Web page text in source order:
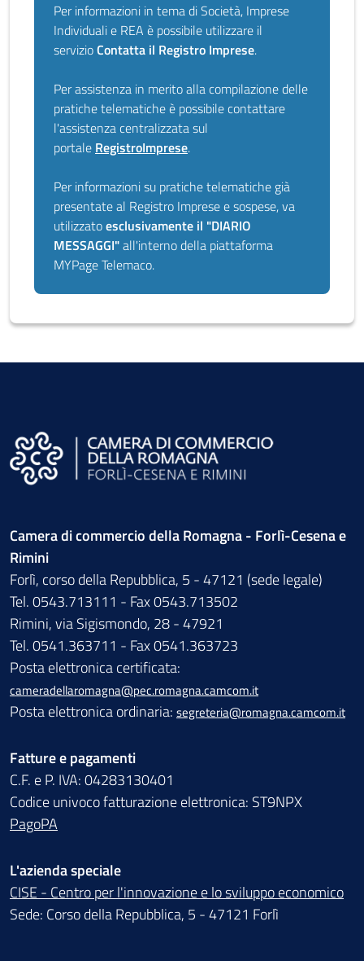
Per informazioni in tema di Società, Imprese
Individuali e REA è possibile utilizzare il
servizioContatta il Registro Imprese.
Per assistenza in merito alla compilazione delle
pratiche telematiche è possibile contattare
l'assistenza centralizzata sul
portale RegistroImprese.
Per informazioni su pratiche telematiche già
presentate al Registro Imprese e sospese, va
utilizzatoesclusivamente il "DIARIO
MESSAGGI"all'interno della piattaforma
MYPage Telemaco.
Camera di commercio della Romagna - Forlì-Cesena e
Rimini
Forlì, corso della Repubblica, 5 - 47121 (sede legale)
Tel. 0543.713111 - Fax 0543.713502
Rimini, via Sigismondo, 28 - 47921
Tel. 0541.363711 - Fax 0541.363723
Posta elettronica certificata:
cameradellaromagna@pec.romagna.camcom.it
Posta elettronica ordinaria: segreteria@romagna.camcom.it
Fatture e pagamenti
C.F. e P. IVA: 04283130401
Codice univoco fatturazione elettronica: ST9NPX
PagoPA
L'azienda speciale
CISE - Centro per l'innovazione e lo sviluppo economico
Sede: Corso della Repubblica, 5 - 47121 Forlì